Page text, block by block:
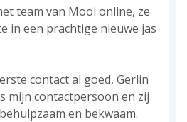
team van Mooi online, ze
in een prachtige nieuwe jas
contact al goed, Gerlin
mijn contactpersoon en zij
en bekwaam.